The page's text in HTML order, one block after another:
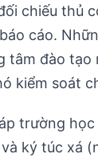
chiếu thủ
cáo.
tâm đào
kiểm soát
trường
ký túc xá